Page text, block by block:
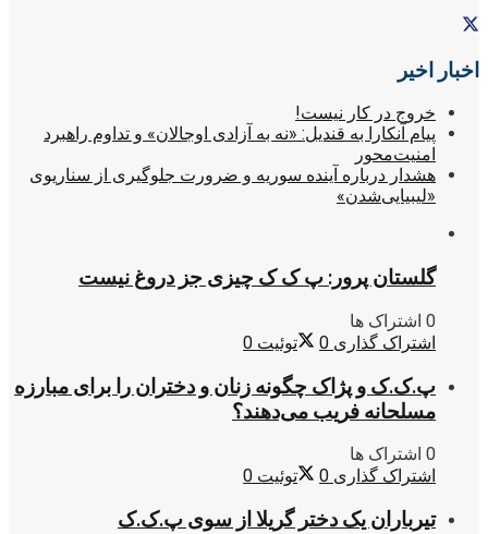
اخبار اخیر
خروج در کار نیست!
پیام آنکارا به قندیل: «نه به آزادی اوجالان» و تداوم راهبرد
امنیت‌محور
هشدار درباره آینده سوریه و ضرورت جلوگیری از سناریوی
«لیبیایی‌شدن»
گلستان پرور: پ ک ک چیزی جز دروغ نیست
0 اشتراک ها
اشتراک گذاری 0 توئیت 0
پ.ک.ک و پژاک چگونه زنان و دختران را برای مبارزه
مسلحانه فریب می‌دهند؟
0 اشتراک ها
اشتراک گذاری 0 توئیت 0
تیرباران یک دختر گریلا از سوی پ.ک.ک